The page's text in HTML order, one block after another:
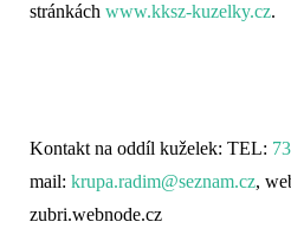
stránkách www.kksz-kuzelky.cz.
Kontakt na oddíl kuželek: TEL:
mail: krupa.radim@seznam.cz,
zubri.webnode.cz